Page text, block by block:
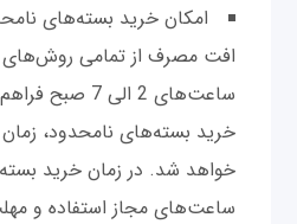
امکان خرید بسته‌های
افت مصرف از تمامی روش‌های
ساعت‌های 2
خرید بسته‌های نامحدود، زمان
خواهد شد. در زمان خرید
ساعت‌های مجاز استفاده و